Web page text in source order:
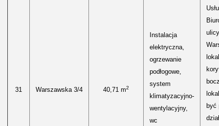
31 Warszawska 3/4 40,71 m2
Instalacja
elektryczna,
ogrzewanie
podłogowe,
system
klimatyzacyjno-
wentylacyjny,
wc
ulicy
być